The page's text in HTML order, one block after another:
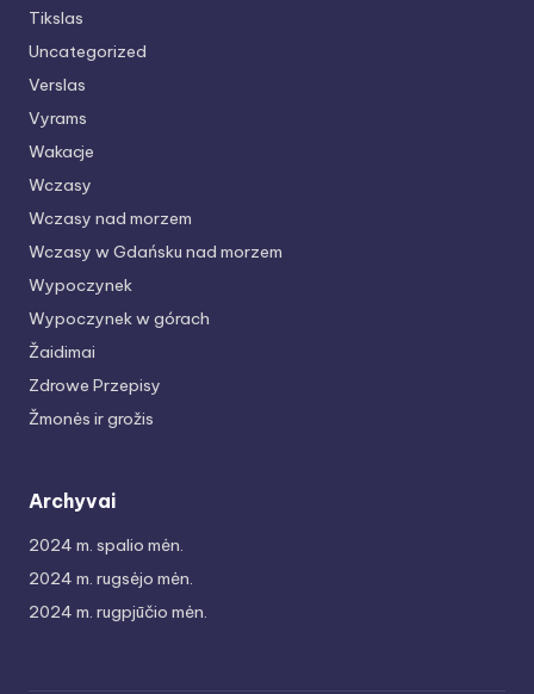
Tikslas
Uncategorized
Verslas
Vyrams
Wakacje
Wczasy
Wczasy nad morzem
Wczasy w Gdańsku nad morzem
Wypoczynek
Wypoczynek w górach
Žaidimai
Zdrowe Przepisy
Žmonės ir grožis
Archyvai
2024 m. spalio mėn.
2024 m. rugsėjo mėn.
2024 m. rugpjūčio mėn.